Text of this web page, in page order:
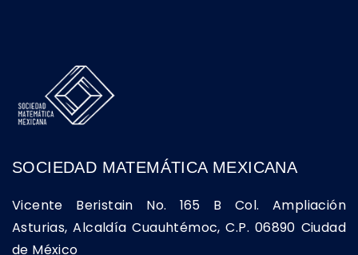
SOCIEDAD MATEMÁTICA MEXICANA
Vicente Beristain No. 165 B Col. Ampliación
Asturias, Alcaldía Cuauhtémoc, C.P. 06890 Ciudad
de México